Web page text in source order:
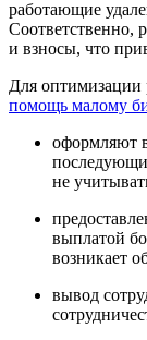
работающие
Соответственно,
и взносы, что
Для оптимизации
помощь малому
оформляют
не
выплатой
возникает
вывод